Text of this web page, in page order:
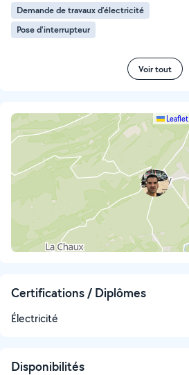
Demande de travaux d’électricité
Pose d'interrupteur
Voir tout
Leaflet
Certifications / Diplômes
Électricité
Disponibilités